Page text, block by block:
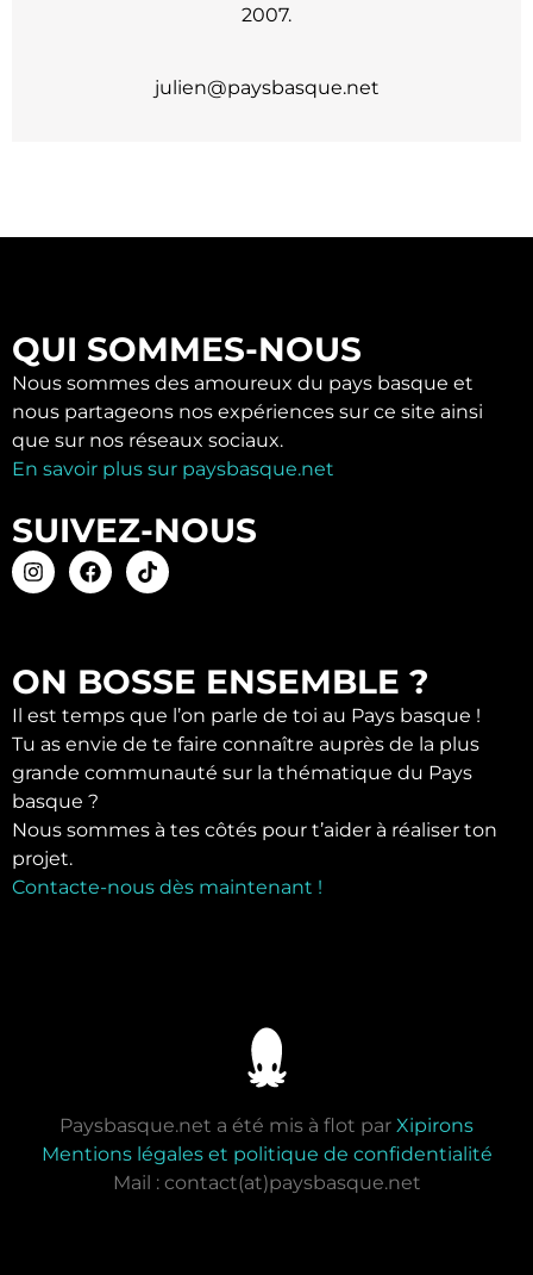
2007.
julien@paysbasque.net
QUI SOMMES-NOUS
Nous sommes des amoureux du pays basque et
nous partageons nos expériences sur ce site ainsi
que sur nos réseaux sociaux.
En savoir plus sur paysbasque.net
SUIVEZ-NOUS
ON BOSSE ENSEMBLE ?
Il est temps que l’on parle de toi au Pays basque !
Tu as envie de te faire connaître auprès de la plus
grande communauté sur la thématique du Pays
basque ?
Nous sommes à tes côtés pour t’aider à réaliser ton
projet.
Contacte-nous dès maintenant !
Paysbasque.net a été mis à flot par Xipirons
Mentions légales et politique de confidentialité
Mail : contact(at)paysbasque.net